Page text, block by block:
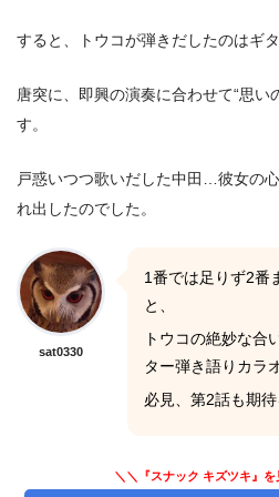
すると、トウコが弾きだしたのはギタ
唐突に、即興の演奏に合わせて“思い
す。
戸惑いつつ歌いだした中田…彼女の
れ出したのでした。
sat0330
1番では足りず2番
と、
トウコの絶妙な合
ター弾き語りカラオ
必見、第2話も期待
＼＼『スナック キズツキ』